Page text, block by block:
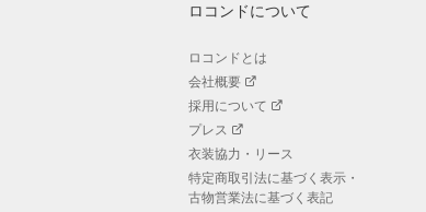
ロコンドについて
ロコンドとは
会社概要
採用について
プレス
衣装協力・リース
特定商取引法に基づく表示・
古物営業法に基づく表記